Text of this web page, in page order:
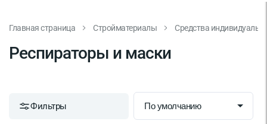
Главная страница Стройматериалы Средства
Респираторы и маски
Фильтры